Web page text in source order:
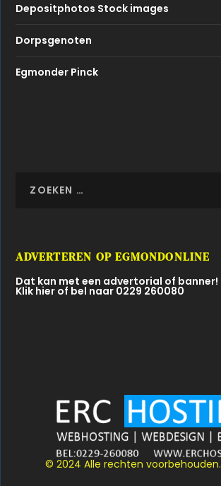
Depositphotos Stock images
Dorpsgenoten
Egmonder Pinck
ADVERTEREN OP EGMONDONLINE
Dat kan met een advertorial of banner!
Klik hier of bel naar 0229 260080
© 2024 Alle rechten voorbehouden.